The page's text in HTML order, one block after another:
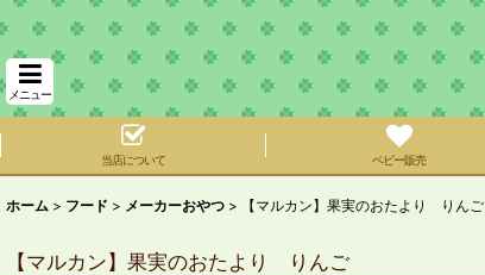
メニュー
当店について ベビー販売
ホーム > フード > メーカーおやつ > 【マルカン】果実のおたより りんご
【マルカン】果実のおたより りんご